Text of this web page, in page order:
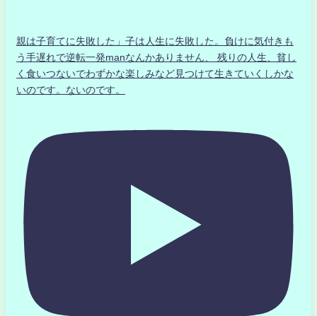
親は子育てに失敗した」子は人生に失敗した。負けに気付きも
う手遅れで逆転一発manなんかありません、 残りの人生、貧し
く食いつないでわずかな楽しみなど見つけて生きていくしかな
いのです。ないのです。